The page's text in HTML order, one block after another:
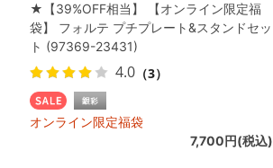
★【39%OFF相当】 【オンライン限定福
袋】 フォルテ プチプレート&スタンドセッ
ト (97369-23431)
4.0 （3）
オンライン限定福袋
7,700円(税込)